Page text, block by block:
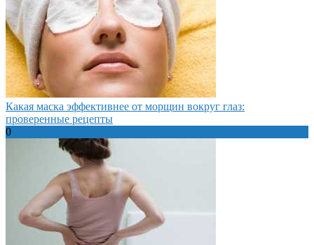
Какая маска эффективнее от морщин вокруг глаз:
проверенные рецепты
0